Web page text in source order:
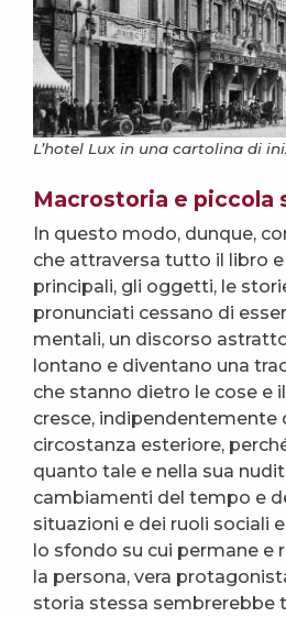
L’hotel Lux in una cartolina di
Macrostoria e piccola
In questo modo, dunque,
che attraversa tutto il libro
principali, gli oggetti, le
pronunciati cessano di
mentali, un discorso
lontano e diventano una
che stanno dietro le cose e
cresce, indipendentemente
circostanza esteriore,
quanto tale e nella sua
cambiamenti del tempo e
situazioni e dei ruoli sociali
lo sfondo su cui permane e
la persona, vera
storia stessa sembrerebbe